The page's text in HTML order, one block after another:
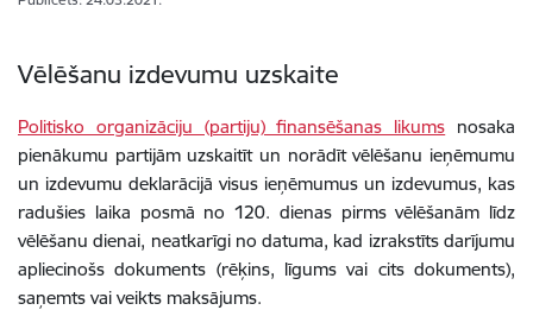
Vēlēšanu izdevumu uzskaite
Politisko organizāciju (partiju) finansēšanas likums nosaka
pienākumu partijām uzskaitīt un norādīt vēlēšanu ieņēmumu
un izdevumu deklarācijā visus ieņēmumus un izdevumus, kas
radušies laika posmā no 120. dienas pirms vēlēšanām līdz
vēlēšanu dienai, neatkarīgi no datuma, kad izrakstīts darījumu
apliecinošs dokuments (rēķins, līgums vai cits dokuments),
saņemts vai veikts maksājums.